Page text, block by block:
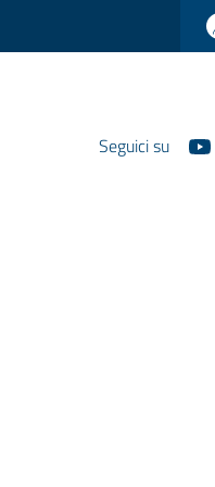
Seguici su